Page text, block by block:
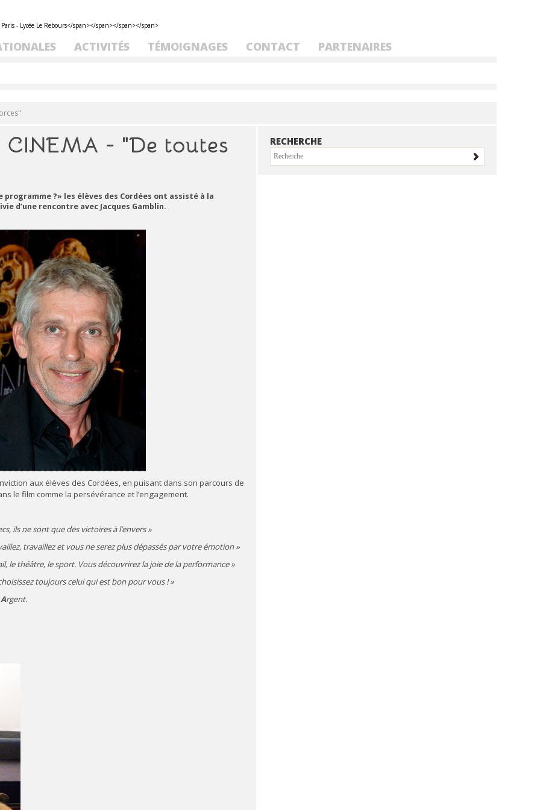
ACTIVITÉS TÉMOIGNAGES CONTACT PARTENAIRES
RECHERCHE
CINEMA - "De toutes
?» les élèves des Cordées ont assisté à la
d’une rencontre avec Jacques Gamblin.
aux élèves des Cordées, en puisant dans son parcours de
le film comme la persévérance et l’engagement.
ils ne sont que des victoires à l’envers »
travaillez et vous ne serez plus dépassés par votre émotion »
le théâtre, le sport. Vous découvrirez la joie de la performance »
toujours celui qui est bon pour vous ! »
Argent.